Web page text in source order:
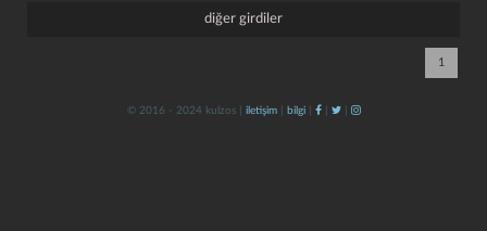
diğer girdiler
1
© 2016 - 2024 kulzos | iletişim| bilgi| | |